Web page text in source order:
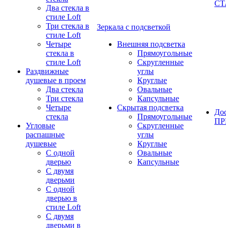
Два стекла в
стиле Loft
Три стекла в
стиле Loft
Четыре
стекла в
стиле Loft
Раздвижные
душевые в проем
Два стекла
Три стекла
Четыре
стекла
Угловые
распашные
душевые
С одной
дверью
С двумя
дверьми
С одной
дверью в
стиле Loft
С двумя
дверьми в
Зеркала с подсветкой
Внешняя подсветка
Прямоугольные
Скругленные
углы
Круглые
Овальные
Капсульные
Скрытая подсветка
Прямоугольные
Скругленные
углы
Круглые
Овальные
Капсульные